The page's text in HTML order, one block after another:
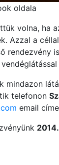
oldala
volna, ha
Azzal a
rendezvény
mindazon
telefonon
email